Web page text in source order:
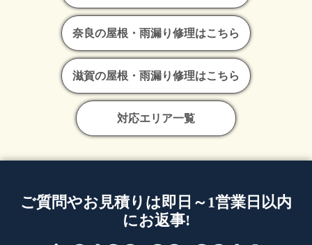
奈良の屋根・雨漏り修理はこちら
滋賀の屋根・雨漏り修理はこちら
対応エリア一覧
ご質問やお見積りは即日～1営業日以内
にお返事!